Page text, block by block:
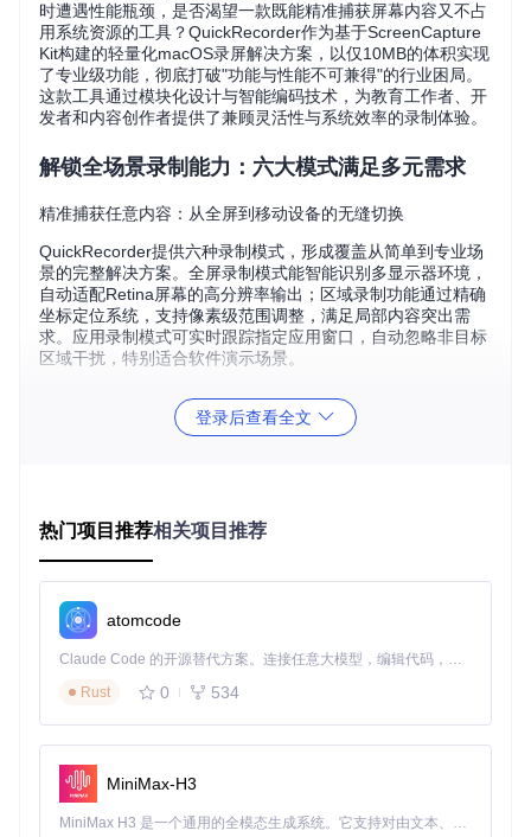
时遭遇性能瓶颈，是否渴望一款既能精准捕获屏幕内容又不占
用系统资源的工具？QuickRecorder作为基于ScreenCapture
Kit构建的轻量化macOS录屏解决方案，以仅10MB的体积实现
了专业级功能，彻底打破"功能与性能不可兼得"的行业困局。
这款工具通过模块化设计与智能编码技术，为教育工作者、开
发者和内容创作者提供了兼顾灵活性与系统效率的录制体验。
解锁全场景录制能力：六大模式满足多元需求
精准捕获任意内容：从全屏到移动设备的无缝切换
QuickRecorder提供六种录制模式，形成覆盖从简单到专业场
景的完整解决方案。全屏录制模式能智能识别多显示器环境，
自动适配Retina屏幕的高分辨率输出；区域录制功能通过精确
坐标定位系统，支持像素级范围调整，满足局部内容突出需
求。应用录制模式可实时跟踪指定应用窗口，自动忽略非目标
区域干扰，特别适合软件演示场景。
窗口录制功能实现精准捕获指定窗口内容，不受遮挡影响保持
的顶部导航栏进行切换，每个模式均配有专用参数控制面板。
智能场景适配：让录制参数自动匹配内容类型
不同于传统录屏工具的固定参数设置，QuickRecorder内置场
景分析引擎，能根据内容类型动态调整编码策略。在文本编辑
场景下自动启用清晰度优先模式，通过提高对比度和锐化算法
保证文字边缘锐利；视频播放场景则切换至动态优化模式，提
升色彩还原度和动态范围；游戏场景下启用高性能模式，通过
打造高质量教学内容：三步实现专业课程录制
登录后查看全文
热门项目推荐相关项目推荐
atomcode
Claude Code 的开源替代方案。连接任意大模型，编辑代码，运行命令，自动验证 — 全自动执行。用 Rust 构建，极致性能。 ｜ An open-source alternative to Claude Code. Connect any LLM, edit code, run commands, and verify changes — autonomously. Built in Rust for speed. Get Started
Rust
0 534
MiniMax-H3
MiniMax H3 是一个通用的全模态生成系统。它支持对由文本、图像、视频和音频组成的多模态上下文进行统一理解，并能生成分辨率高达 2K、时长可达 15 秒的带原生立体声音频的视频。得益于面向任务泛化的系统设计，H3 在预训练阶段就已具备广泛的多模态上下文理解与生成能力，能够出色地执行复杂的多模态指令。